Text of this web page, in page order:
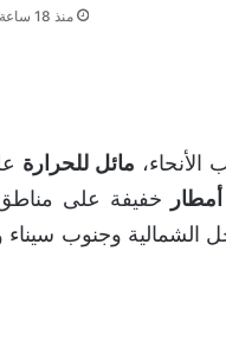
منذ 18 ساعة
الأنحاء، مائل للحرارة
أمطار
خفيفة على
الشمالية وجنوب سيناء